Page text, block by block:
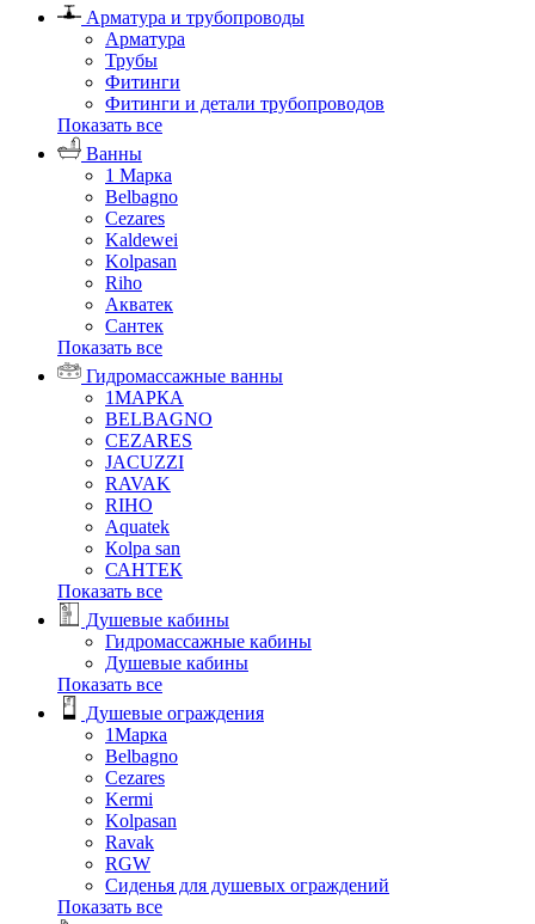
Арматура и трубопроводы
Арматура
Трубы
Фитинги
Фитинги и детали трубопроводов
Показать все
Ванны
1 Марка
Belbagno
Cezares
Kaldewei
Kolpasan
Riho
Акватек
Сантек
Показать все
Гидромассажные ванны
1МАРКА
BELBAGNO
CEZARES
JACUZZI
RAVAK
RIHO
Аquatek
Кolpa san
САНТЕК
Показать все
Душевые кабины
Гидромассажные кабины
Душевые кабины
Показать все
Душевые ограждения
1Марка
Belbagno
Cezares
Kermi
Kolpasan
Ravak
RGW
Сиденья для душевых ограждений
Показать все